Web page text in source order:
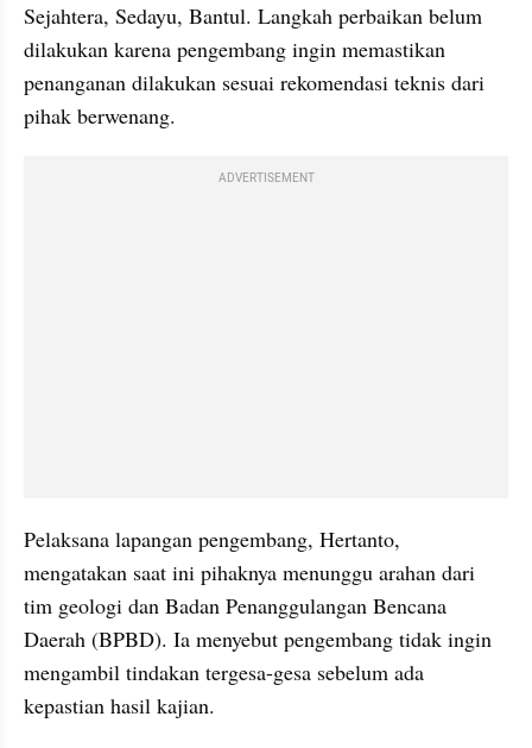
Sejahtera, Sedayu, Bantul. Langkah perbaikan belum
dilakukan karena pengembang ingin memastikan
penanganan dilakukan sesuai rekomendasi teknis dari
pihak berwenang.
ADVERTISEMENT
Pelaksana lapangan pengembang, Hertanto,
mengatakan saat ini pihaknya menunggu arahan dari
tim geologi dan Badan Penanggulangan Bencana
Daerah (BPBD). Ia menyebut pengembang tidak ingin
mengambil tindakan tergesa-gesa sebelum ada
kepastian hasil kajian.